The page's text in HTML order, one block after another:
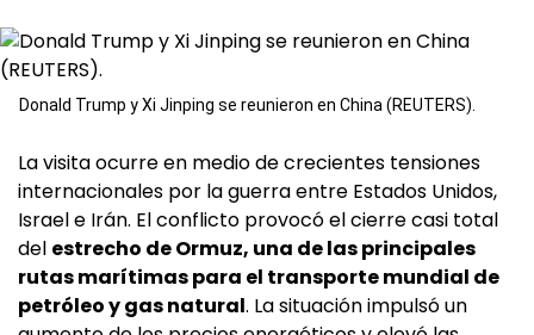
Donald Trump y Xi Jinping se reunieron en China (REUTERS).
La visita ocurre en medio de crecientes tensiones
internacionales por la guerra entre Estados Unidos,
Israel e Irán. El conflicto provocó el cierre casi total
del estrecho de Ormuz, una de las principales
rutas marítimas para el transporte mundial de
petróleo y gas natural. La situación impulsó un